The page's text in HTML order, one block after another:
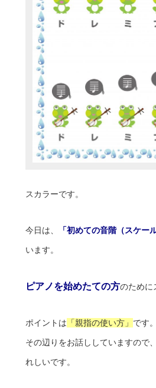
スカラーです。
今日は、 「初めての音階（スケ
います。
ピアノを始めたての方のために
ポイントは 「親指の使い方」 です
その辺りをお話ししていますので
れしいです。